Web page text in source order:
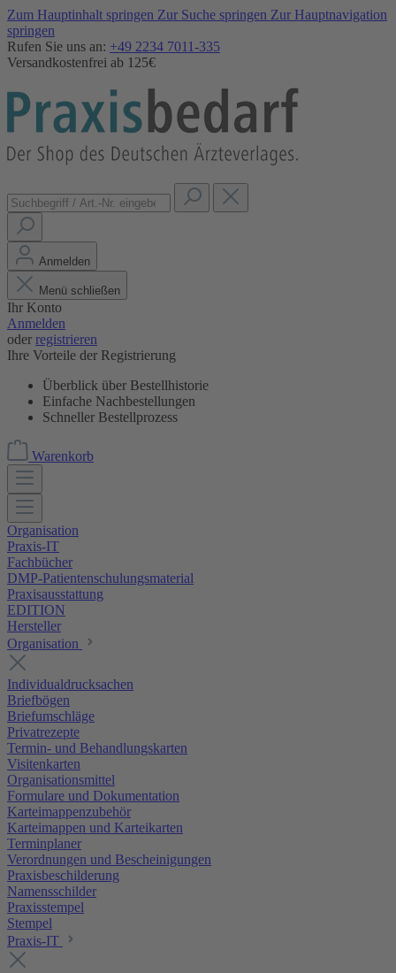
Zum Hauptinhalt springen Zur Suche springen Zur Hauptnavigation
springen
Rufen Sie uns an: +49 2234 7011-335
Versandkostenfrei ab 125€
Anmelden
Menü schließen
Ihr Konto
Anmelden
oder registrieren
Ihre Vorteile der Registrierung
Überblick über Bestellhistorie
Einfache Nachbestellungen
Schneller Bestellprozess
Warenkorb
Organisation
Praxis-IT
Fachbücher
DMP-Patientenschulungsmaterial
Praxisausstattung
EDITION
Hersteller
Organisation
Individualdrucksachen
Briefbögen
Briefumschläge
Privatrezepte
Termin- und Behandlungskarten
Visitenkarten
Organisationsmittel
Formulare und Dokumentation
Karteimappenzubehör
Karteimappen und Karteikarten
Terminplaner
Verordnungen und Bescheinigungen
Praxisbeschilderung
Namensschilder
Praxisstempel
Stempel
Praxis-IT